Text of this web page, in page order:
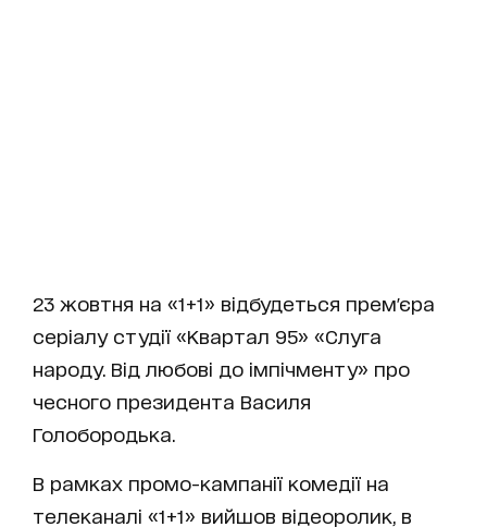
23 жовтня на «1+1» відбудеться прем'єра
серіалу студії «Квартал 95» «Слуга
народу. Від любові до імпічменту» про
чесного президента Василя
Голобородька.
В рамках промо-кампанії комедії на
телеканалі «1+1» вийшов відеоролик, в